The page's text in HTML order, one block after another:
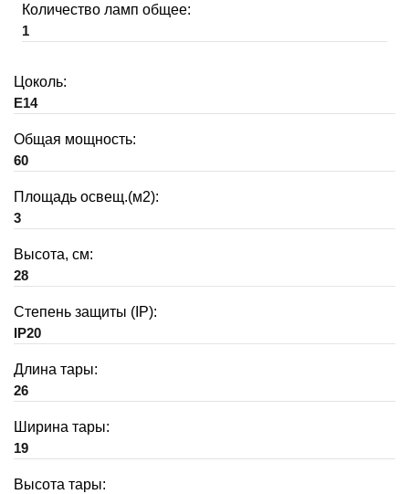
Количество ламп общее:
1
Цоколь:
E14
Общая мощность:
60
Площадь освещ.(м2):
3
Высота, см:
28
Степень защиты (IP):
IP20
Длина тары:
26
Ширина тары:
19
Высота тары: